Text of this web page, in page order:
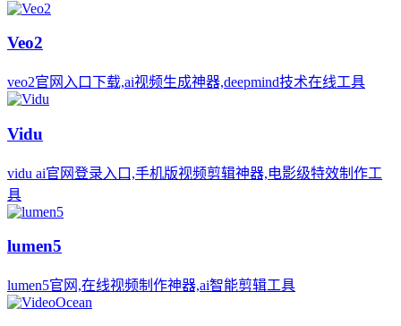
Veo2
veo2官网入口下载,ai视频生成神器,deepmind技术在线工具
Vidu
vidu ai官网登录入口,手机版视频剪辑神器,电影级特效制作工
具
lumen5
lumen5官网,在线视频制作神器,ai智能剪辑工具